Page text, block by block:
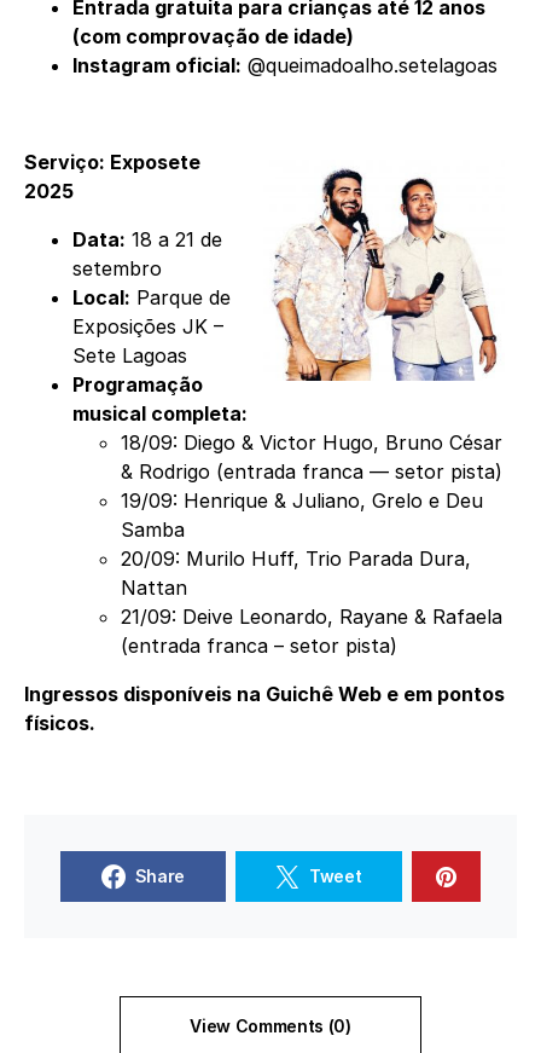
Entrada gratuita para crianças até 12 anos
(com comprovação de idade)
Instagram oficial: @queimadoalho.setelagoas
Serviço: Exposete
2025
Data: 18 a 21 de
setembro
Local: Parque de
Exposições JK –
Sete Lagoas
Programação
musical completa:
18/09: Diego & Victor Hugo, Bruno César
& Rodrigo (entrada franca — setor pista)
19/09: Henrique & Juliano, Grelo e Deu
Samba
20/09: Murilo Huff, Trio Parada Dura,
Nattan
21/09: Deive Leonardo, Rayane & Rafaela
(entrada franca – setor pista)
Ingressos disponíveis na Guichê Web e em pontos
físicos.
Share Tweet
View Comments (0)